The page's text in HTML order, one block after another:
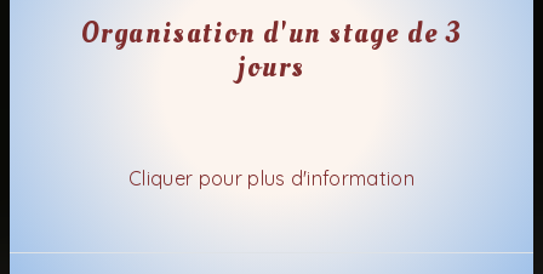
Organisation d'un stage de 3
jours
Cliquer pour plus d'information